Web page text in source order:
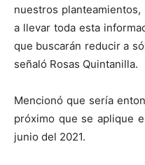
nuestros
a llevar toda esta
que buscarán reducir a
señaló Rosas Quintanilla.
Mencionó que sería
próximo que se aplique
junio del 2021.